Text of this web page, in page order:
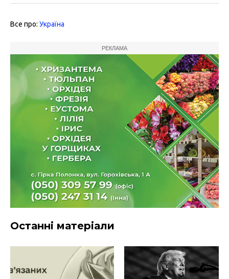
Все про: Україна
РЕКЛАМА
Останні матеріали